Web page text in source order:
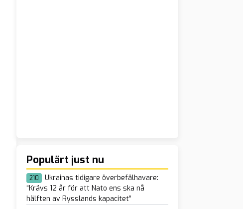
Populärt just nu
210
Ukrainas tidigare överbefälhavare:
“Krävs 12 år för att Nato ens ska nå
hälften av Rysslands kapacitet”